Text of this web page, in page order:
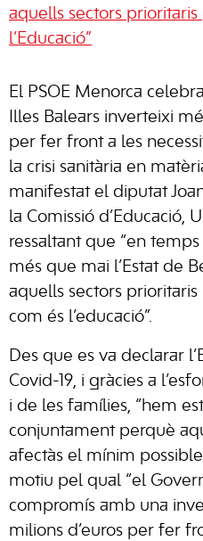
aquells sectors
l’Educació”
El PSOE Menorca
Illes Balears inverteixi
per fer front a les
la crisi sanitària en
manifestat el diputat
la Comissió d’Educació,
ressaltant que “en
més que mai l’Estat de
aquells sectors prioritaris
com és l’educació”.
Des que es va declarar
Covid-19, i gràcies a
i de les famílies, “hem
conjuntament perquè
afectàs el mínim
motiu pel qual “el
compromís amb una
milions d’euros per fer